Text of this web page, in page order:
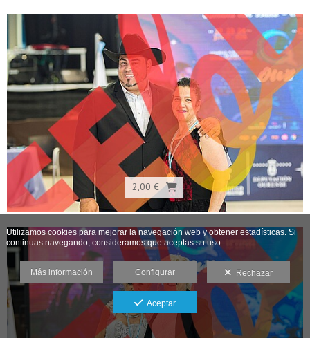
2,00 €
Utilizamos cookies para mejorar la navegación web y obtener estadísticas. Si
continuas navegando, consideramos que aceptas su uso.
Más información Configurar Rechazar
Aceptar